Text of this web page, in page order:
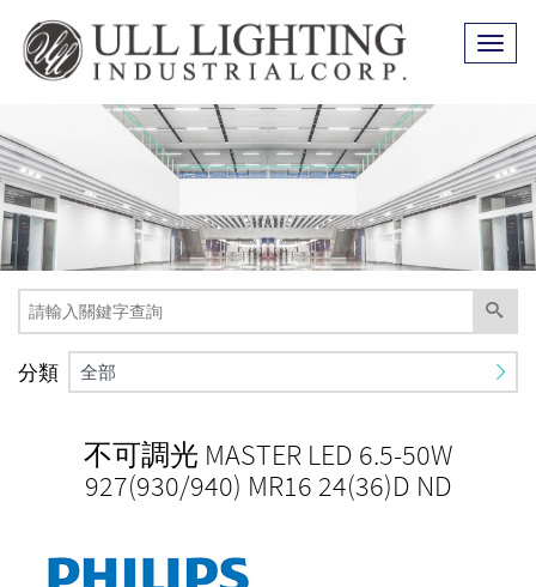
Toggle
分類 全部
不可調光 MASTER LED 6.5-50W
927(930/940) MR16 24(36)D ND